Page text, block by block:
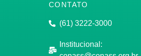
CONTATO
(61) 3222-3000
Institucional: